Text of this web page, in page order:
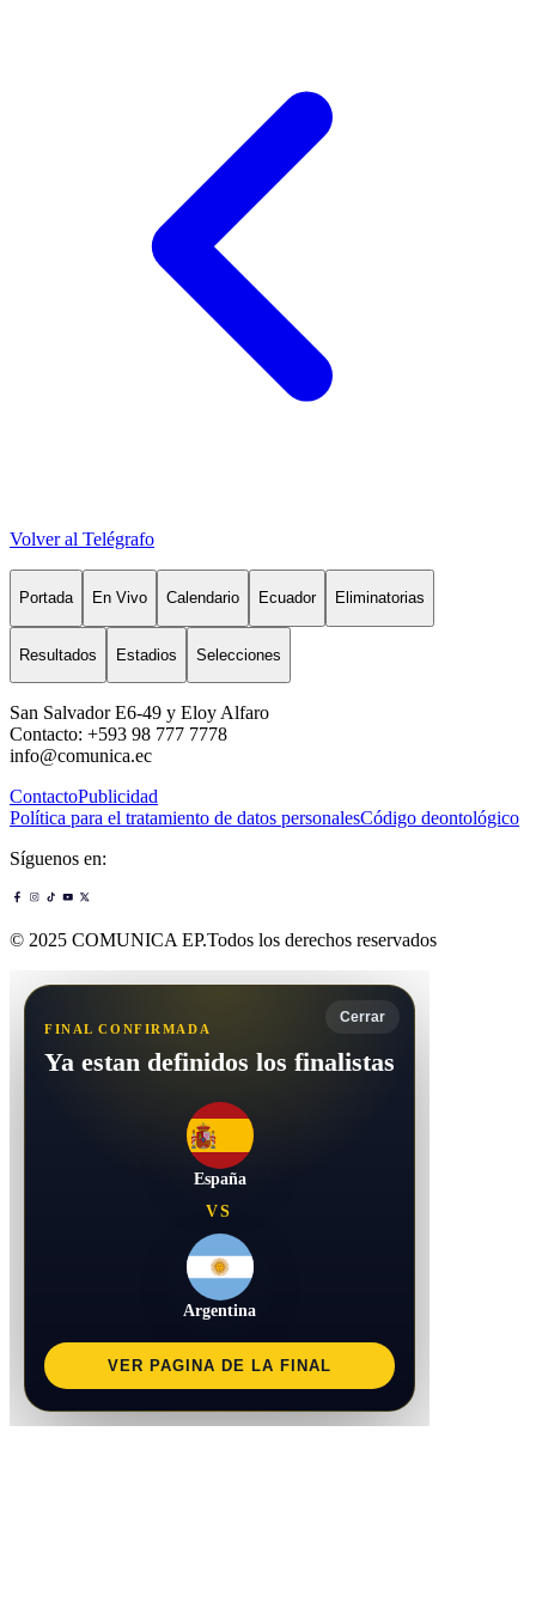
Volver al Telégrafo
Portada En Vivo Calendario Ecuador Eliminatorias
Resultados Estadios Selecciones
San Salvador E6-49 y Eloy Alfaro
Contacto: +593 98 777 7778
info@comunica.ec
ContactoPublicidad
Política para el tratamiento de datos personalesCódigo deontológico
Síguenos en:
© 2025 COMUNICA EP.Todos los derechos reservados
Cerrar
FINAL CONFIRMADA
Ya estan definidos los finalistas
España
VS
Argentina
VER PAGINA DE LA FINAL